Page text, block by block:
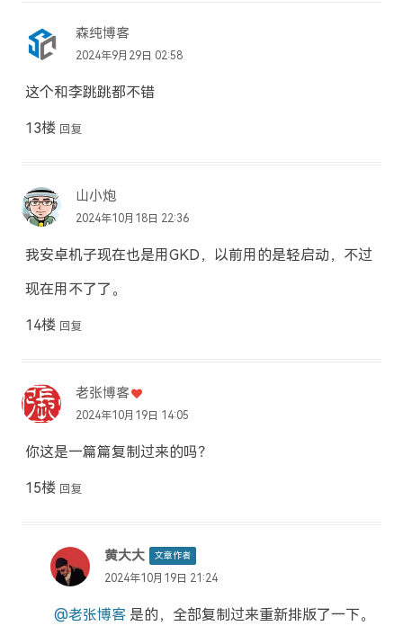
森纯博客
2024年9月29日 02:58
这个和李跳跳都不错
13楼 回复
山小炮
2024年10月18日 22:36
我安卓机子现在也是用GKD，以前用的是轻启动，不过
现在用不了了。
14楼 回复
老张博客
2024年10月19日 14:05
你这是一篇篇复制过来的吗？
15楼 回复
黄大大 文章作者
2024年10月19日 21:24
@老张博客 是的，全部复制过来重新排版了一下。